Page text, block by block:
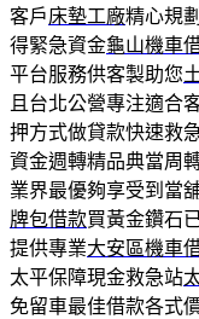
客戶床墊工廠精心規
得緊急資金龜山機車
平台服務供客製助您
且台北公營專注適合
押方式做貸款快速救
資金週轉精品典當周
業界最優夠享受到當
牌包借款買黃金鑽石
提供專業大安區機車
太平保障現金救急站
免留車最佳借款各式